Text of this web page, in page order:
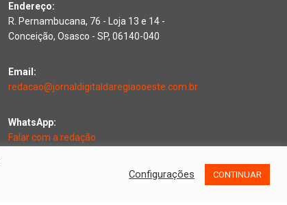
Endereço:
R. Pernambucana, 76 - Loja 13 e 14 -
Conceição, Osasco - SP, 06140-040
Email:
redacao@jornaldigitaldaregiaooeste.com.br
WhatsApp:
Falar com a redação
Configurações CONTINUAR